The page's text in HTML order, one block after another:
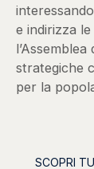
e indirizza
strategiche
per la
SCOPRI